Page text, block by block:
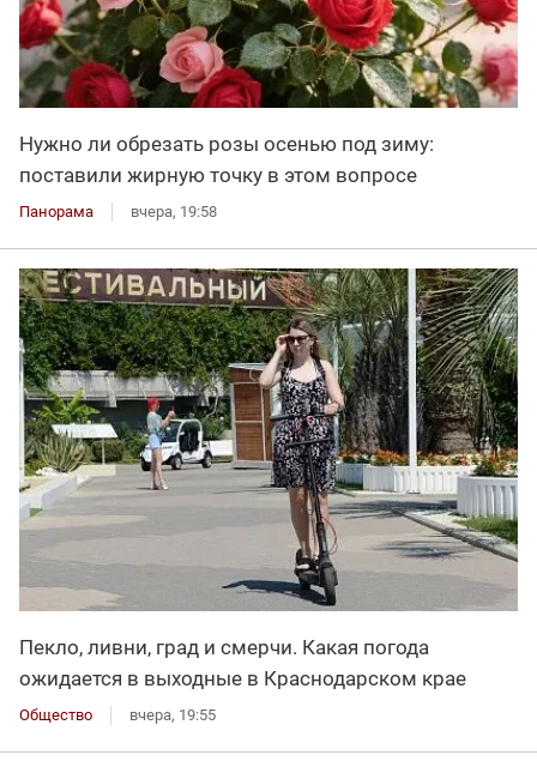
Нужно ли обрезать розы осенью под зиму:
поставили жирную точку в этом вопросе
Панорама вчера, 19:58
Пекло, ливни, град и смерчи. Какая погода
ожидается в выходные в Краснодарском крае
Общество вчера, 19:55